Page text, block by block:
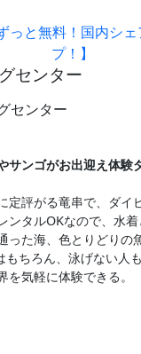
っと無料！国内シ
プ！】
センター
サンゴがお出迎え体験
定評がる竜串で、ダイ
ンタルOKなので、水
った海、色とりどりの
ちろん、泳げない人
を気軽に体験できる。